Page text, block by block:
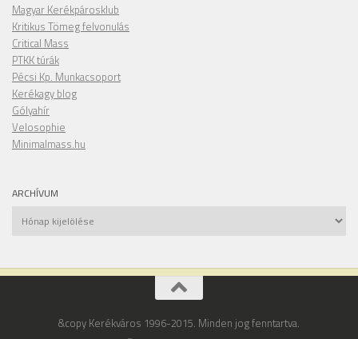
Magyar Kerékpárosklub
Kritikus Tömeg felvonulás
Critical Mass
PTKK túrák
Pécsi Kp. Munkacsoport
Kerékagy blog
Gólyahír
Velosophie
Minimalmass.hu
ARCHÍVUM
Archívum
&copy Kerékváros 1996-2015. Minden jog fenntartva.